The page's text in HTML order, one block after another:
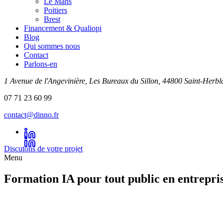
Poitiers
Brest
Financement & Qualiopi
Blog
Qui sommes nous
Contact
Parlons-en
1 Avenue de l'Angevinière, Les Bureaux du Sillon, 44800 Saint-
07 71 23 60 99
contact@dinno.fr
Discutons de votre projet
Menu
Formation IA pour tout public en